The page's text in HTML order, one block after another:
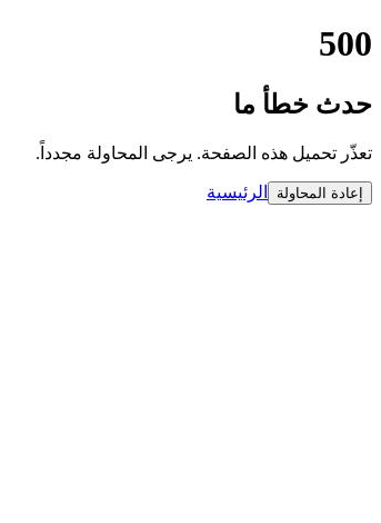
500
حدث خطأ ما
تعذّر تحميل هذه الصفحة. يرجى المحاولة مجدداً.
إعادة المحاولة الرئيسية